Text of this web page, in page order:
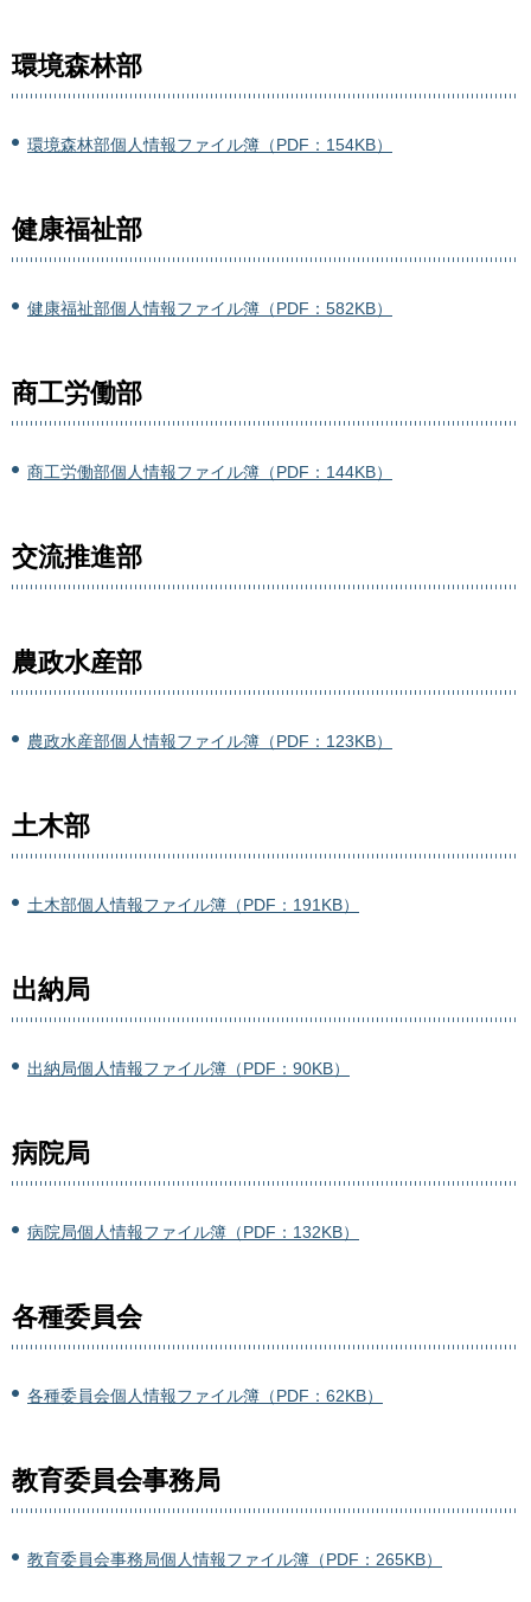
環境森林部
環境森林部個人情報ファイル簿（PDF：154KB）
健康福祉部
健康福祉部個人情報ファイル簿（PDF：582KB）
商工労働部
商工労働部個人情報ファイル簿（PDF：144KB）
交流推進部
農政水産部
農政水産部個人情報ファイル簿（PDF：123KB）
土木部
土木部個人情報ファイル簿（PDF：191KB）
出納局
出納局個人情報ファイル簿（PDF：90KB）
病院局
病院局個人情報ファイル簿（PDF：132KB）
各種委員会
各種委員会個人情報ファイル簿（PDF：62KB）
教育委員会事務局
教育委員会事務局個人情報ファイル簿（PDF：265KB）